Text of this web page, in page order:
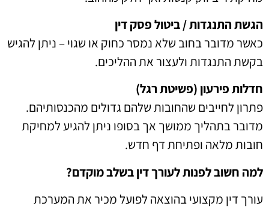
הגשת התנגדות / ביטול פסק דין
כאשר מדובר בחוב שלא נמסר כחוק או שגוי – ניתן להגיש
בקשת התנגדות ולעצור את ההליכים.
חדלות פירעון (פשיטת רגל)
פתרון לחייבים שהחובות שלהם גדולים מהכנסותיהם.
מדובר בתהליך ממושך אך בסופו ניתן להגיע למחיקת
חובות מלאה ופתיחת דף חדש.
למה חשוב לפנות לעורך דין בשלב מוקדם?
עורך דין מקצועי בהוצאה לפועל מכיר את המערכת